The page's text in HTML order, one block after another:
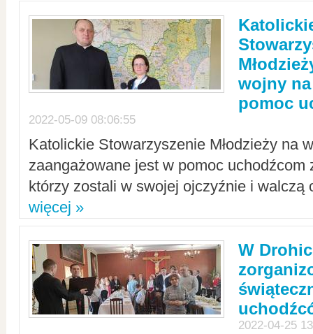
wojny
pomoc
2022-05-09 08:06:55
Katolickie Stowarzyszenie Młodzieży na
zaangażowane jest w pomoc uchodźcom
którzy zostali w swojej ojczyźnie i walczą
więcej »
W
2022-04-25